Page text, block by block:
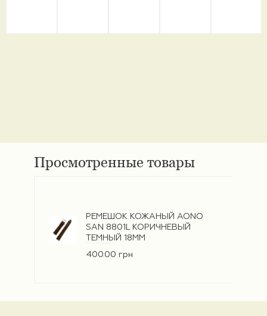
Просмотренные товары
РЕМЕШОК КОЖАНЫЙ AONO
SAN 8801L КОРИЧНЕВЫЙ
ТЕМНЫЙ 18ММ
400.00 грн